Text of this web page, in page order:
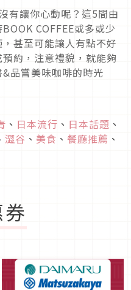
有讓你心動呢？這5間由
COFFEE或多或少
甚至可能讓人有點不好
約，注意禮貌，就能夠
品嘗美味咖啡的時光
、 日本流行 、 日本話題 、
澀谷 、 美食 、 餐廳推薦 、